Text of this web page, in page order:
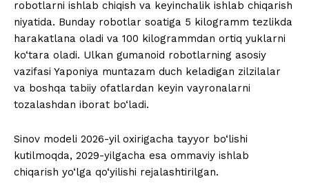
robotlarni ishlab chiqish va keyinchalik ishlab chiqarish
niyatida. Bunday robotlar soatiga 5 kilogramm tezlikda
harakatlana oladi va 100 kilogrammdan ortiq yuklarni
ko‘tara oladi. Ulkan gumanoid robotlarning asosiy
vazifasi Yaponiya muntazam duch keladigan zilzilalar
va boshqa tabiiy ofatlardan keyin vayronalarni
tozalashdan iborat bo‘ladi.
Sinov modeli 2026-yil oxirigacha tayyor bo‘lishi
kutilmoqda, 2029-yilgacha esa ommaviy ishlab
chiqarish yo‘lga qo‘yilishi rejalashtirilgan.